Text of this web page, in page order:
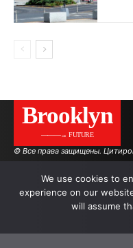
Brooklyn
———→ FUTURE
© Все права защищены.
We use cookies to
experience on our
will assume